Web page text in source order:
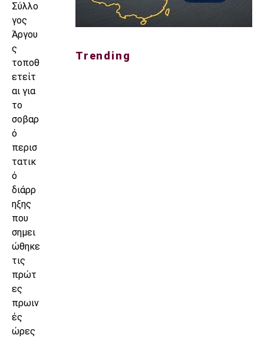
Σύλλο
γος
Άργου
ς
τοποθ
ετείτ
αι για
το
σοβαρ
ό
περισ
τατικ
ό
διάρρ
ηξης
που
σημει
ώθηκε
τις
πρώτ
ες
πρωιν
ές
ώρες
Trending